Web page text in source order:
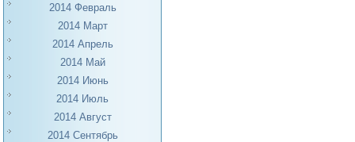
2014 Февраль
2014 Март
2014 Апрель
2014 Май
2014 Июнь
2014 Июль
2014 Август
2014 Сентябрь